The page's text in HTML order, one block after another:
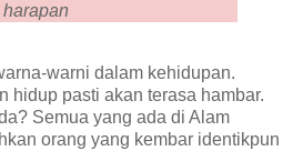
warni dalam kehidupan.
hidup pasti akan terasa hambar.
Semua yang ada di Alam
orang yang kembar identikpun